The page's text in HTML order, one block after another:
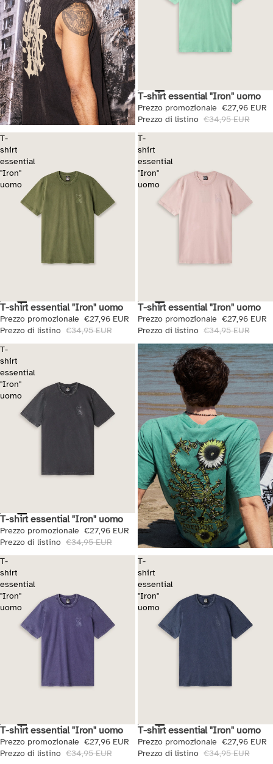
Saldi
T-shirt essential "Iron" uomo
Prezzo promozionale €27,96 EUR
Prezzo di listino €34,95 EUR
T-
shirt
essential
"Iron"
uomo
Saldi
T-shirt essential "Iron" uomo
Prezzo promozionale €27,96 EUR
Prezzo di listino €34,95 EUR
T-
shirt
essential
"Iron"
uomo
Saldi
T-shirt essential "Iron" uomo
Prezzo promozionale €27,96 EUR
Prezzo di listino €34,95 EUR
T-
shirt
essential
"Iron"
uomo
Saldi
T-shirt essential "Iron" uomo
Prezzo promozionale €27,96 EUR
Prezzo di listino €34,95 EUR
T-
shirt
essential
"Iron"
uomo
Saldi
T-shirt essential "Iron" uomo
Prezzo promozionale €27,96 EUR
Prezzo di listino €34,95 EUR
T-
shirt
essential
"Iron"
uomo
Saldi
T-shirt essential "Iron" uomo
Prezzo promozionale €27,96 EUR
Prezzo di listino €34,95 EUR